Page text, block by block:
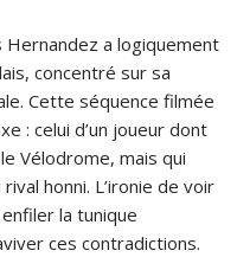
Hernandez a logiquement
concentré sur sa
Cette séquence filmée
: celui d’un joueur dont
Vélodrome, mais qui
honni. L’ironie de voir
la tunique
ces contradictions.